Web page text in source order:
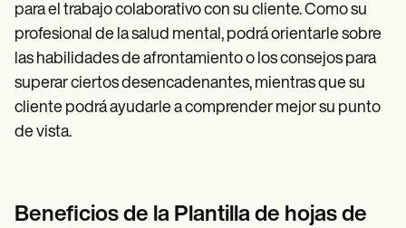
para el trabajo colaborativo con su cliente. Como su
profesional de la salud mental, podrá orientarle sobre
las habilidades de afrontamiento o los consejos para
superar ciertos desencadenantes, mientras que su
cliente podrá ayudarle a comprender mejor su punto
de vista.
Beneficios de la Plantilla de hojas de